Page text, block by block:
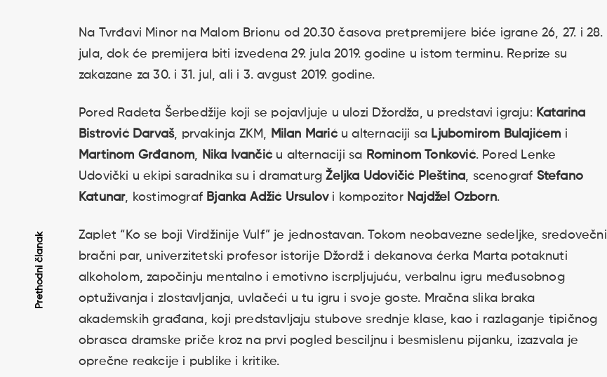
Na Tvrđavi Minor na Malom Brionu od 20.30 časova pretpremijere biće igrane 26, 27. i 28.
jula, dok će premijera biti izvedena 29. jula 2019. godine u istom terminu. Reprize su
zakazane za 30. i 31. jul, ali i 3. avgust 2019. godine.
Pored Radeta Šerbedžije koji se pojavljuje u ulozi Džordža, u predstavi igraju: Katarina
Bistrović Darvaš, prvakinja ZKM, Milan Marić u alternaciji sa Ljubomirom Bulajićem i
Martinom Grđanom, Nika Ivančić u alternaciji sa Rominom Tonković. Pored Lenke
Udovički u ekipi saradnika su i dramaturgŽeljka Udovičić Pleština, scenograf Stefano
Katunar, kostimograf Bjanka Adžić Ursulov i kompozitor Najdžel Ozborn.
Zaplet “Ko se boji Virdžinije Vulf” je jednostavan. Tokom neobavezne sedeljke, sredovečni
bračni par, univerzitetski profesor istorije Džordž i dekanova ćerka Marta potaknuti
alkoholom, započinju mentalno i emotivno iscrpljujuću, verbalnu igru međusobnog
optuživanja i zlostavljanja, uvlačeći u tu igru i svoje goste. Mračna slika braka
akademskih građana, koji predstavljaju stubove srednje klase, kao i razlaganje tipičnog
obrasca dramske priče kroz na prvi pogled besciljnu i besmislenu pijanku, izazvala je
oprečne reakcije i publike i kritike.
Kretanje
članaka
Prethodni članak